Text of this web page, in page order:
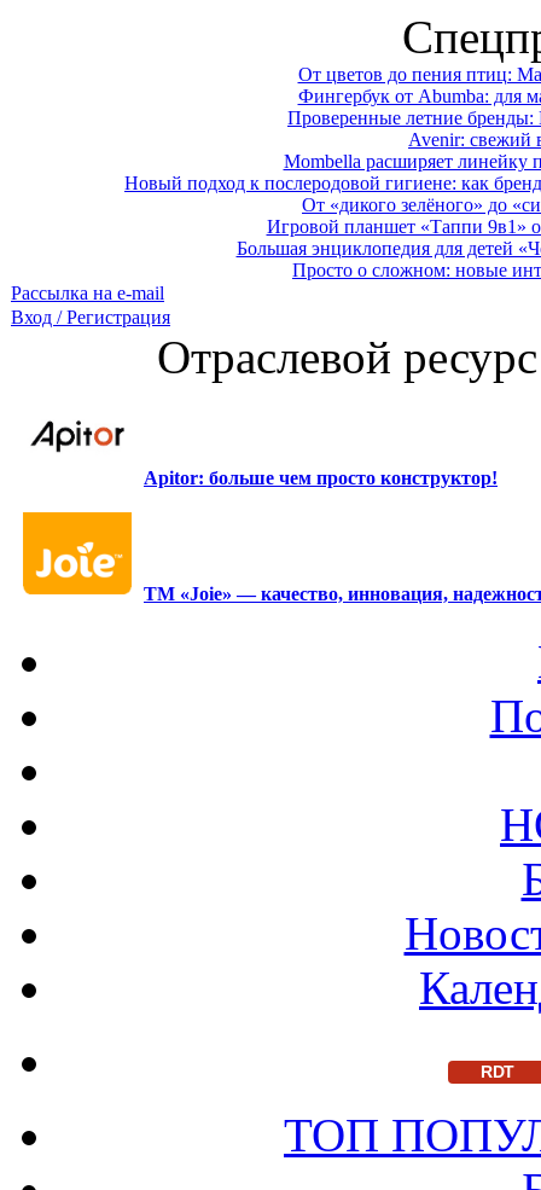
От цветов до пения птиц:
Фингербук от Abumba: для
Проверенные летние
Avenir: свежий
Mombella расширяет линейку
Новый подход к послеродовой гигиене: как
От «дикого зелёного» до
Игровой планшет «Таппи 9в1»
Большая энциклопедия для детей
Просто о сложном: новые
Рассылка на e-mail
Вход / Регистрация
Отраслевой
Apitor: больше чем просто конструктор!
ТМ «Joie» — качество, инновация,
RDT
ТОП